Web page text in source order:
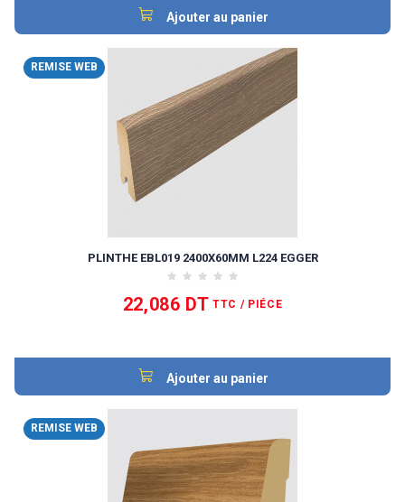
Ajouter au panier
REMISE WEB
PLINTHE EBL019 2400X60MM L224 EGGER
22,086 DT TTC / PIÉCE
Ajouter au panier
REMISE WEB